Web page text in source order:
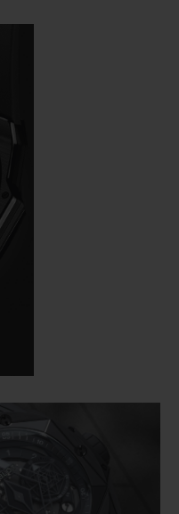
de la part de
une boîte de
dans la
PVD noir, le
superpose
mesurant
l’effet de la
la matière
ciselée, anglée et